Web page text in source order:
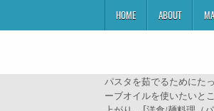
HOME ABOUT
パスタを茹でるためにた
ーブオイルを使いたいと